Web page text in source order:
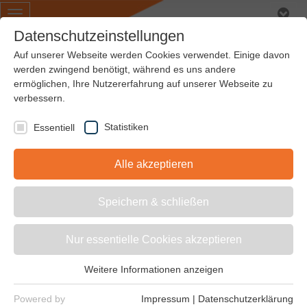
HOCHLEISTUNGS -
ZAHNRIEMEN
POLYURETHAN
Strongbelt fortis
Datenschutzeinstellungen
Auf unserer Webseite werden Cookies verwendet. Einige davon
werden zwingend benötigt, während es uns andere
ermöglichen, Ihre Nutzererfahrung auf unserer Webseite zu
verbessern.
Essentiell Statistiken
Alle akzeptieren
Speichern & schließen
Nur essentielle Cookies akzeptieren
Essentielle Cookies werden für grundlegende Funktionen der
Weitere Informationen anzeigen
Powered by
Impressum | Datenschutzerklärung
Toggle
navigation